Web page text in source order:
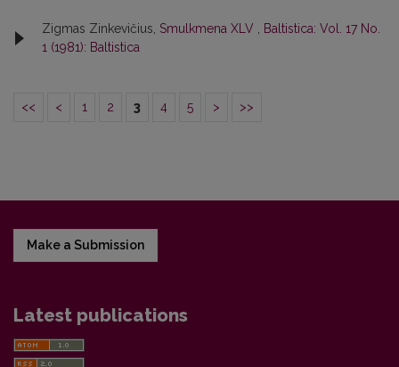
Zigmas Zinkevičius, Smulkmena XLV
Baltistica: Vol. 17 No.
1 (1981): Baltistica
<< < 1 2 3 4 5 > >>
Make a Submission
Latest publications